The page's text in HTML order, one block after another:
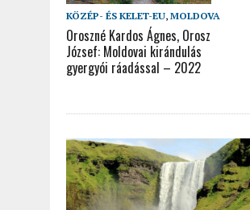
KÖZÉP- ÉS KELET-EU, MOLDOVA
Oroszné Kardos Ágnes, Orosz
József: Moldovai kirándulás
gyergyói ráadással – 2022